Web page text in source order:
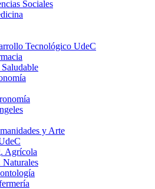
Sociales
Tecnológico UdeC
y Arte
Agrícola
Naturales